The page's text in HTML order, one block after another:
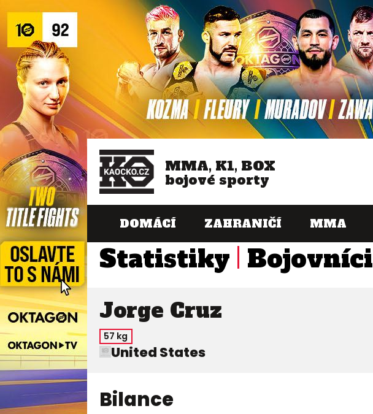
MMA, K1, BOX
bojové sporty
DOMÁCÍ ZAHRANIČÍ MMA
Statistiky Bojovníci
Jorge Cruz
57 kg
United States
Bilance